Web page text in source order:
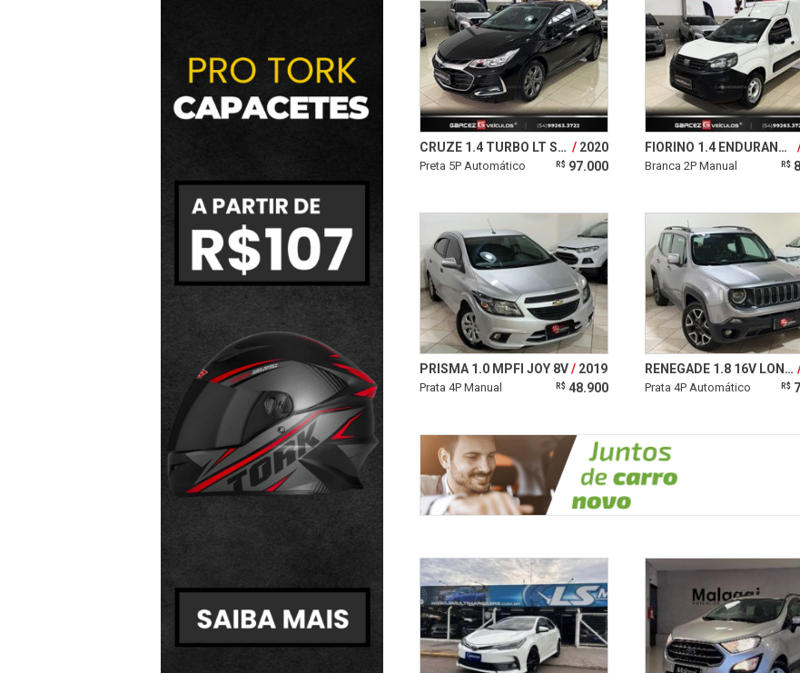
CRUZE 1.4 TURBO LT SPORT6 16V 2020
Preta 5P Automático R$ 97.000
FIORINO 1.4 ENDURANCE EVO 8V
Branca 2P Manual R$
PRISMA 1.0 MPFI JOY 8V 2019
Prata 4P Manual R$ 48.900
RENEGADE 1.8 16V LONGITUDE
Prata 4P Automático R$